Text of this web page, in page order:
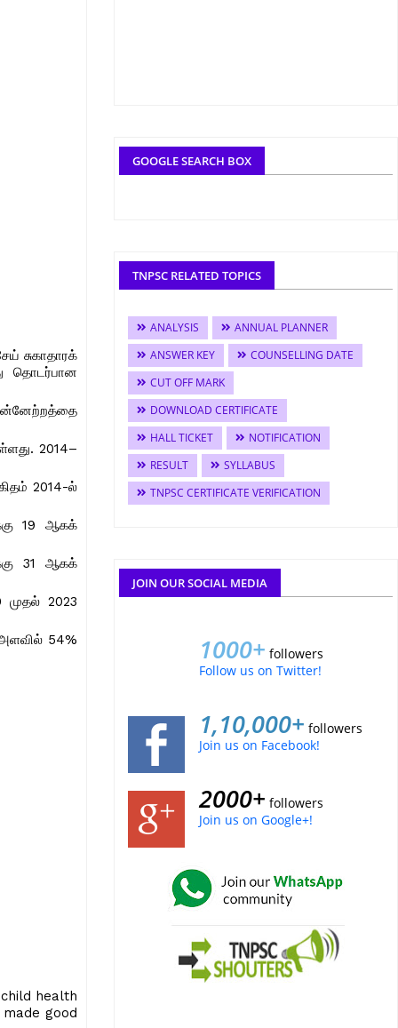
சுகாதாரக்
தொடர்பான
2014–
2014-ல்
19 ஆகக்
31 ஆகக்
முதல் 2023
54%
health
good
GOOGLE SEARCH BOX
TNPSC RELATED TOPICS
ANALYSIS
ANNUAL PLANNER
ANSWER KEY
COUNSELLING DATE
CUT OFF MARK
DOWNLOAD CERTIFICATE
HALL TICKET
NOTIFICATION
RESULT
SYLLABUS
TNPSC CERTIFICATE VERIFICATION
JOIN OUR SOCIAL MEDIA
1000+ followers
Follow us on Twitter!
1,10,000+ followers
Join us on Facebook!
2000+ followers
Join us on Google+!